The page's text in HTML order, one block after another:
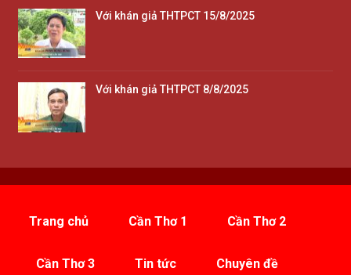
Với khán giả THTPCT 15/8/2025
Với khán giả THTPCT 8/8/2025
Trang chủ Cần Thơ 1 Cần Thơ 2
Cần Thơ 3 Tin tức Chuyên đề